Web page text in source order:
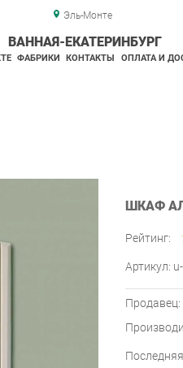
Эль-Монте
ВАННАЯ-ЕКАТЕРИНБУРГ
ФАБРИКИ КОНТАКТЫ ОПЛАТА И
ШКАФ
Рейтинг:
Артикул:
Продавец: